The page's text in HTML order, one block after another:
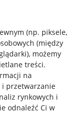
(np. piksele,
(między
, możemy
treści.
na
przetwarzanie
rynkowych i
odnaleźć Ci w